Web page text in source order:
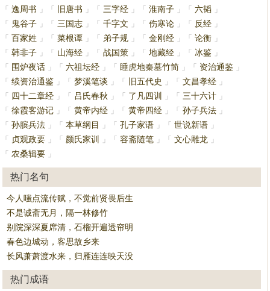
「
逸周书 」 「 旧唐书 」 「 三字经 」 「 淮南子 」 「 六韬 」
「
鬼谷子 」 「 三国志 」 「 千字文 」 「 伤寒论 」 「 反经 」
「
百家姓 」 「 菜根谭 」 「 弟子规 」 「 金刚经 」 「 论衡 」
「
韩非子 」 「 山海经 」 「 战国策 」 「 地藏经 」 「 冰鉴 」
「
围炉夜话 」 「 六祖坛经 」 「 睡虎地秦墓竹简 」 「 资治通鉴 」
「
续资治通鉴 」 「 梦溪笔谈 」 「 旧五代史 」 「 文昌孝经 」
「
四十二章经 」 「 吕氏春秋 」 「 了凡四训 」 「 三十六计 」
「
徐霞客游记 」 「 黄帝内经 」 「 黄帝四经 」 「 孙子兵法 」
「
孙膑兵法 」 「 本草纲目 」 「 孔子家语 」 「 世说新语 」
「
贞观政要 」 「 颜氏家训 」 「 容斋随笔 」 「 文心雕龙
」
「
农桑辑要 」
热门名句
今人嗤点流传赋，不觉前贤畏后生
不是诚斋无月，隔一林修竹
别院深深夏席清，石榴开遍透帘明
春色边城动，客思故乡来
长风萧萧渡水来，归雁连连映天没
热门成语